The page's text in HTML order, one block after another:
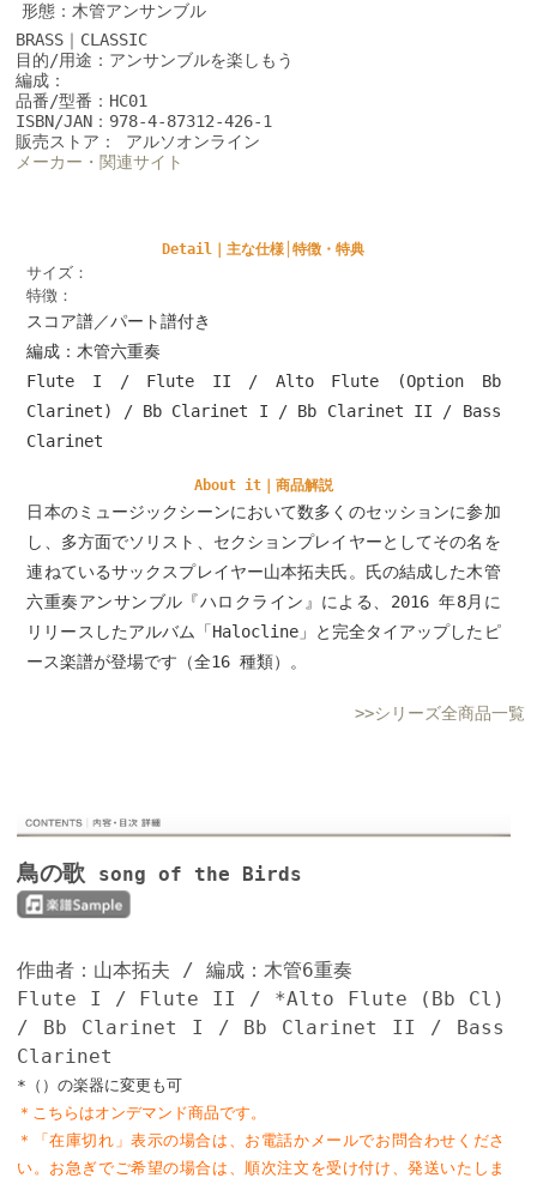
形態：木管アンサンブル
BRASS｜CLASSIC
目的/用途：アンサンブルを楽しもう
編成：
品番/型番：HC01
ISBN/JAN：978-4-87312-426-1
販売ストア： アルソオンライン
メーカー・関連サイト
Detail｜主な仕様│特徴・特典
サイズ：
特徴：
スコア譜／パート譜付き
編成：木管六重奏
Flute I / Flute II / Alto Flute (Option Bb
Clarinet) / Bb Clarinet I / Bb Clarinet II / Bass
Clarinet
About it｜商品解説
日本のミュージックシーンにおいて数多くのセッションに参加
し、多方面でソリスト、セクションプレイヤーとしてその名を
連ねているサックスプレイヤー山本拓夫氏。氏の結成した木管
六重奏アンサンブル『ハロクライン』による、2016 年8月に
リリースしたアルバム「Halocline」と完全タイアップしたピ
ース楽譜が登場です（全16 種類）。
>>シリーズ全商品一覧
鳥の歌 song of the Birds
作曲者：山本拓夫 / 編成：木管6重奏
Flute I / Flute II / *Alto Flute (Bb Cl)
/ Bb Clarinet I / Bb Clarinet II / Bass
Clarinet
*（）の楽器に変更も可
＊こちらはオンデマンド商品です。
＊「在庫切れ」表示の場合は、お電話かメールでお問合わせくださ
い。お急ぎでご希望の場合は、順次注文を受け付け、発送いたしま